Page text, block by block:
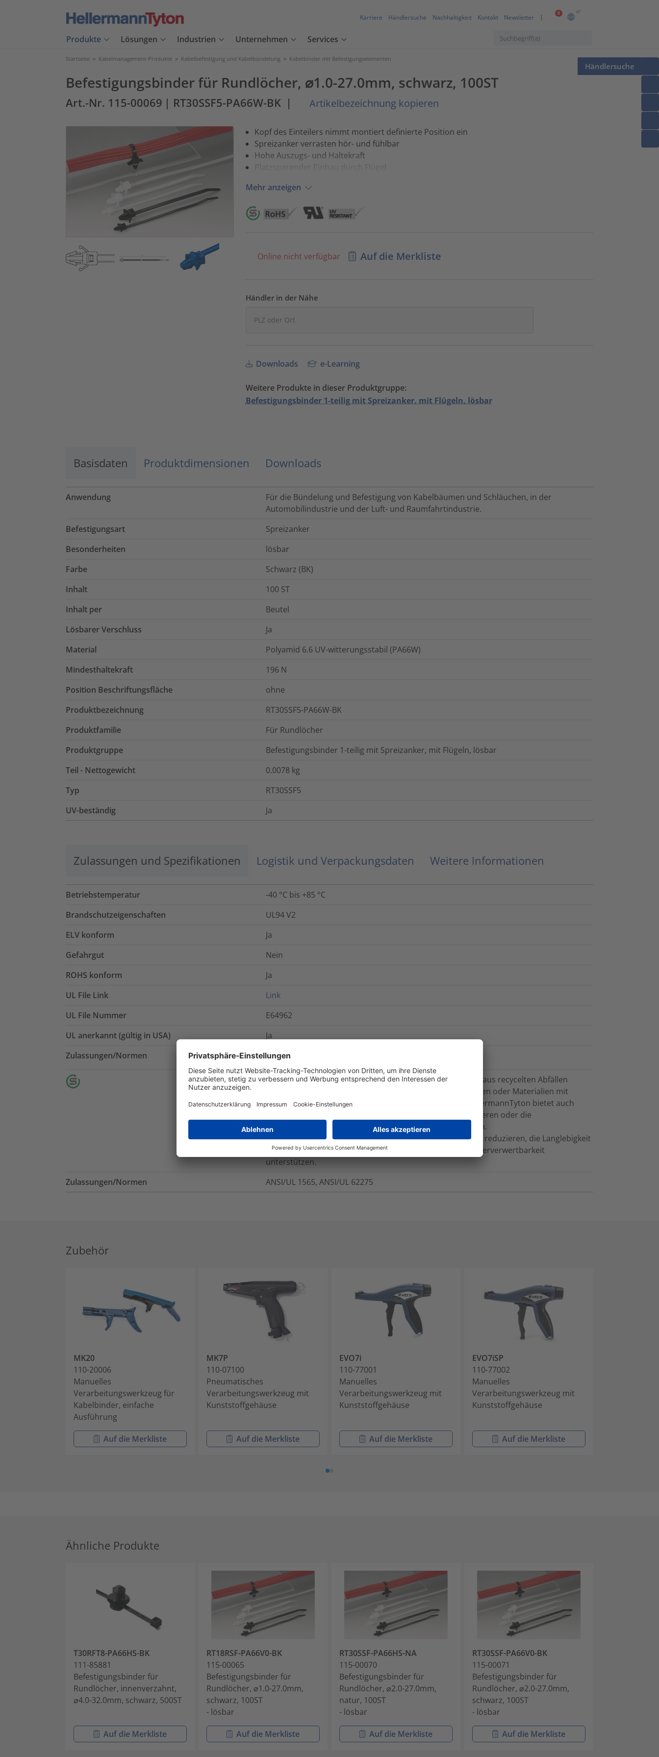
0 AT
Karriere Händlersuche Nachhaltigkeit Kontakt Newsletter
Produkte Lösungen Industrien Unternehmen Services
Händlersuche
Startseite > Kabelmanagement-Produkte > Kabelbefestigung und Kabelbündelung > Kabelbinder mit Befestigungselementen
Befestigungsbinder für Rundlöcher, ⌀1.0-27.0mm, schwarz, 100ST
Art.-Nr. 115-00069 | RT30SSF5-PA66W-BK | Artikelbezeichnung kopieren
Kopf des Einteilers nimmt montiert definierte Position ein
Spreizanker verrasten hör- und fühlbar
Hohe Auszugs- und Haltekraft
Platzsparender Einbau durch Flügel
Mehr anzeigen
Online nicht verfügbar Auf die Merkliste
Händler in der Nähe
Downloads e-Learning
Weitere Produkte in dieser Produktgruppe:
Befestigungsbinder 1-teilig mit Spreizanker, mit Flügeln, lösbar
Basisdaten Produktdimensionen Downloads
Anwendung
Für die Bündelung und Befestigung von Kabelbäumen und Schläuchen, in der
Automobilindustrie und der Luft- und Raumfahrtindustrie.
Befestigungsart
Spreizanker
Besonderheiten
lösbar
Farbe
Schwarz (BK)
Inhalt
100 ST
Inhalt per
Beutel
Lösbarer Verschluss
Ja
Material
Polyamid 6.6 UV-witterungsstabil (PA66W)
Mindesthaltekraft
196 N
Position Beschriftungsfläche
ohne
Produktbezeichnung
RT30SSF5-PA66W-BK
Produktfamilie
Für Rundlöcher
Produktgruppe
Befestigungsbinder 1-teilig mit Spreizanker, mit Flügeln, lösbar
Teil - Nettogewicht
0.0078 kg
Typ
RT30SSF5
UV-beständig
Ja
Zulassungen und Spezifikationen Logistik und Verpackungsdaten Weitere Informationen
Betriebstemperatur
-40 °C bis +85 °C
Brandschutzeigenschaften
UL94 V2
ELV konform
Ja
Gefahrgut
Nein
ROHS konform
Ja
UL File Link
Link
UL File Nummer
E64962
UL anerkannt (gültig in USA)
Ja
Zulassungen/Normen
Source-Produkte werden aus Kunststoffen hergestellt, die aus recycelten Abfällen
zurückgewonnen werden, aus pflanzlichen Quellen stammen oder Materialien mit
geringeren CO2-äquivalenten Emissionen verwenden. HellermannTyton bietet auch
Produktlösungen an, die - durch ihr Design - Abfälle reduzieren oder die
Wiederverwendbarkeit und Recyclingfähigkeit unterstützen.
ByDesign konzentriert sich auf Produktlösungen, die Abfall reduzieren, die Langlebigkeit
verbessern oder die spätere Wiederverwendung und Wiederverwertbarkeit
unterstützen.
Zulassungen/Normen
ANSI/UL 1565, ANSI/UL 62275
Zubehör
MK20
110-20006
Manuelles
Verarbeitungswerkzeug für
Kabelbinder, einfache
Ausführung
Auf die Merkliste
MK7P
110-07100
Pneumatisches
Verarbeitungswerkzeug mit
Kunststoffgehäuse
Auf die Merkliste
EVO7i
110-77001
Manuelles
Verarbeitungswerkzeug mit
Kunststoffgehäuse
Auf die Merkliste
EVO7iSP
110-77002
Manuelles
Verarbeitungswerkzeug mit
Kunststoffgehäuse
Auf die Merkliste
Ähnliche Produkte
T30RFT8-PA66HS-BK
111-85881
Befestigungsbinder für
Rundlöcher, innenverzahnt,
⌀4.0-32.0mm, schwarz, 500ST
Auf die Merkliste
RT18RSF-PA66V0-BK
115-00065
Befestigungsbinder für
Rundlöcher, ⌀1.0-27.0mm,
schwarz, 100ST
- lösbar
Auf die Merkliste
RT30SSF-PA66HS-NA
115-00070
Befestigungsbinder für
Rundlöcher, ⌀2.0-27.0mm,
natur, 100ST
- lösbar
Auf die Merkliste
RT30SSF-PA66V0-BK
115-00071
Befestigungsbinder für
Rundlöcher, ⌀2.0-27.0mm,
schwarz, 100ST
- lösbar
Auf die Merkliste